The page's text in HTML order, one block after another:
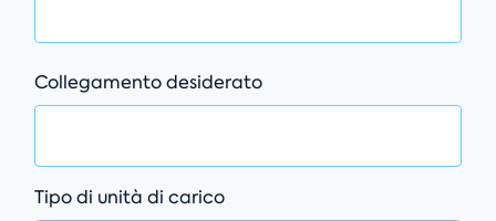
Collegamento desiderato
Tipo di unità di carico